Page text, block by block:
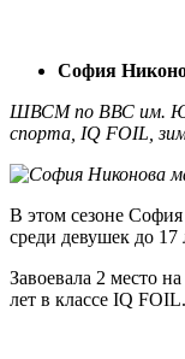
София
ШВСМ по ВВС им.
спорта, IQ FOIL,
В этом сезоне София
среди девушек до 17
Завоевала 2 место
лет в классе IQ FOIL.